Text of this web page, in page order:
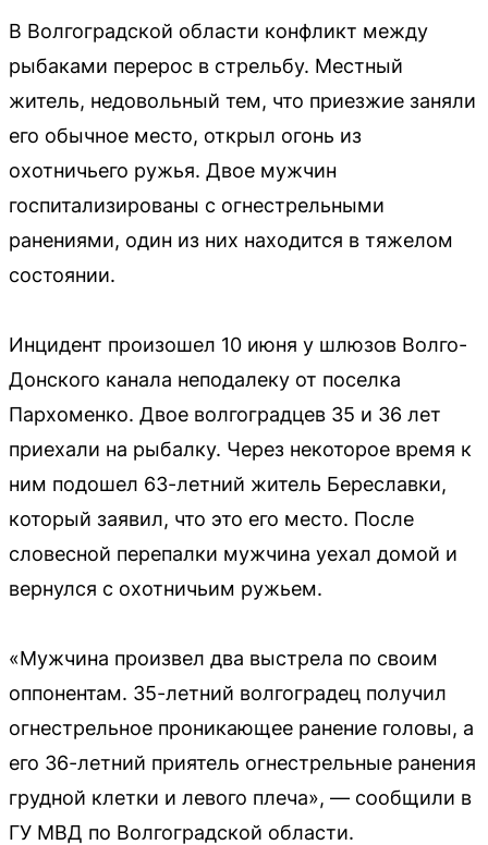
В Волгоградской области конфликт между
рыбаками перерос в стрельбу. Местный
житель, недовольный тем, что приезжие заняли
его обычное место, открыл огонь из
охотничьего ружья. Двое мужчин
госпитализированы с огнестрельными
ранениями, один из них находится в тяжелом
состоянии.
Инцидент произошел 10 июня у шлюзов Волго-
Донского канала неподалеку от поселка
Пархоменко. Двое волгоградцев 35 и 36 лет
приехали на рыбалку. Через некоторое время к
ним подошел 63-летний житель Береславки,
который заявил, что это его место. После
словесной перепалки мужчина уехал домой и
вернулся с охотничьим ружьем.
«Мужчина произвел два выстрела по своим
оппонентам. 35-летний волгоградец получил
огнестрельное проникающее ранение головы, а
его 36-летний приятель огнестрельные ранения
грудной клетки и левого плеча», — сообщили в
ГУ МВД по Волгоградской области.